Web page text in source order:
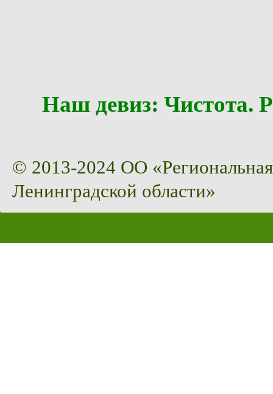
Наш девиз:
© 2013-2024 ОО
Ленинградской области»